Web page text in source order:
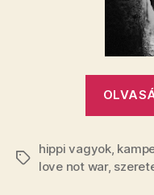
Címkék
hippi vagyok,
love not war,